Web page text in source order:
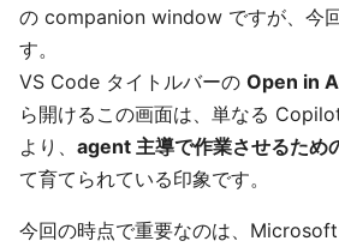
の companion window ですが、今
す。
VS Code タイトルバーの Open in
ら開けるこの画面は、単なる
より、 agent 主導で作業させるため
て育てられている印象です。
今回の時点で重要なのは、